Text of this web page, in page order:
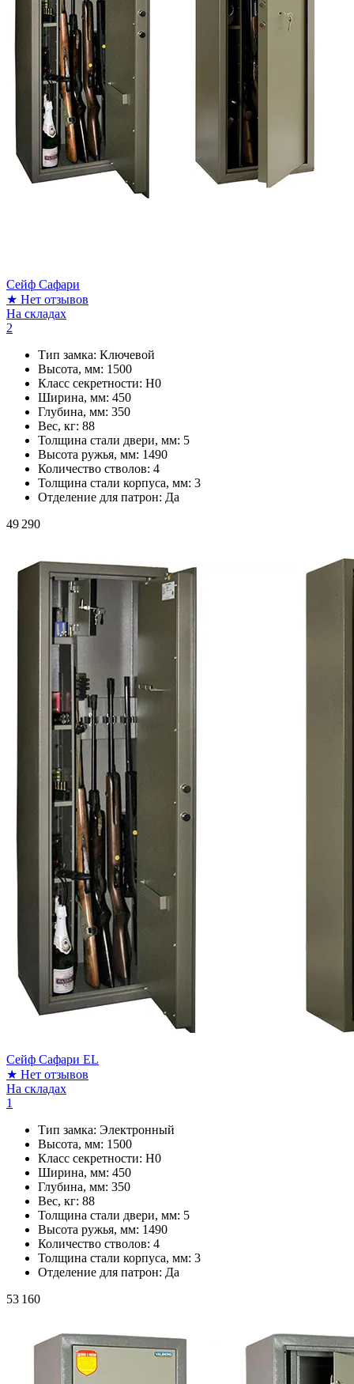
Сейф Сафари
★ Нет отзывов
На складах
2
Тип замка: Ключевой
Высота, мм: 1500
Класс секретности: H0
Ширина, мм: 450
Глубина, мм: 350
Вес, кг: 88
Толщина стали двери, мм: 5
Высота ружья, мм: 1490
Количество стволов: 4
Толщина стали корпуса, мм: 3
Отделение для патрон: Да
49 290
Сейф Сафари EL
★ Нет отзывов
На складах
1
Тип замка: Электронный
Высота, мм: 1500
Класс секретности: H0
Ширина, мм: 450
Глубина, мм: 350
Вес, кг: 88
Толщина стали двери, мм: 5
Высота ружья, мм: 1490
Количество стволов: 4
Толщина стали корпуса, мм: 3
Отделение для патрон: Да
53 160